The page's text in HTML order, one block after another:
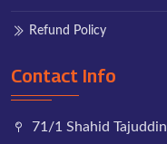
Refund Policy
Contact Info
71/1 Shahid